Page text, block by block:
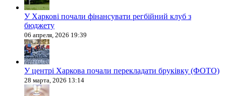
У Харкові почали фінансувати регбійний клуб з
бюджету
06 апреля, 2026 19:39
У центрі Харкова почали перекладати бруківку (ФОТО)
28 марта, 2026 13:14